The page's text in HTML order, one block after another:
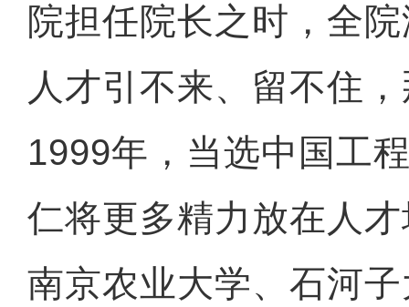
院担任院长之时，全
人才引不来、留不住
1999年，当选中国工
仁将更多精力放在人
南京农业大学、石河